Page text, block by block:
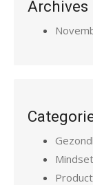
Archives